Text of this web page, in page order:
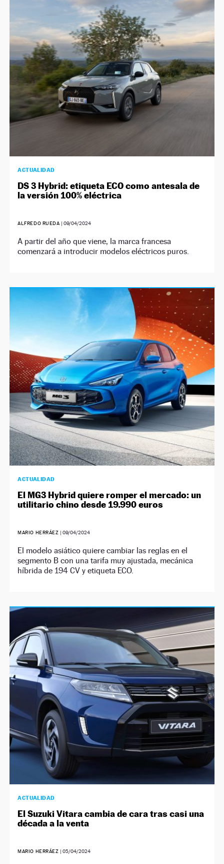
ACTUALIDAD
DS 3 Hybrid: etiqueta ECO como antesala de
la versión 100% eléctrica
ALFREDO RUEDA | 09/04/2024
A partir del año que viene, la marca francesa
comenzará a introducir modelos eléctricos puros.
ACTUALIDAD
El MG3 Hybrid quiere romper el mercado: un
utilitario chino desde 19.990 euros
MARIO HERRÁEZ | 09/04/2024
El modelo asiático quiere cambiar las reglas en el
segmento B con una tarifa muy ajustada, mecánica
híbrida de 194 CV y etiqueta ECO.
ACTUALIDAD
El Suzuki Vitara cambia de cara tras casi una
década a la venta
MARIO HERRÁEZ | 05/04/2024